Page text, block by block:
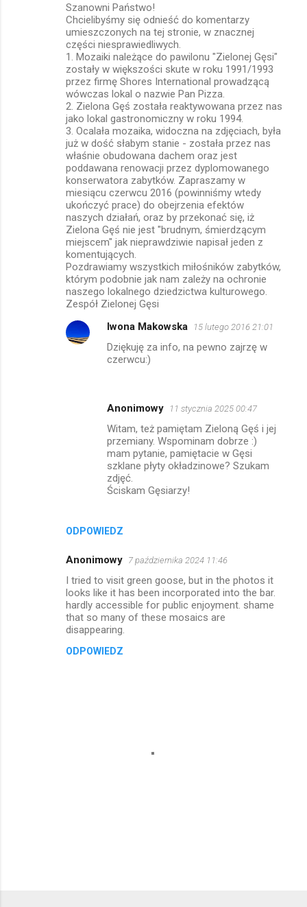
Szanowni Państwo!
Chcielibyśmy się odnieść do komentarzy
umieszczonych na tej stronie, w znacznej
części niesprawiedliwych.
1. Mozaiki należące do pawilonu "Zielonej Gęsi"
zostały w większości skute w roku 1991/1993
przez firmę Shores International prowadzącą
wówczas lokal o nazwie Pan Pizza.
2. Zielona Gęś została reaktywowana przez nas
jako lokal gastronomiczny w roku 1994.
3. Ocalała mozaika, widoczna na zdjęciach, była
już w dość słabym stanie - została przez nas
właśnie obudowana dachem oraz jest
poddawana renowacji przez dyplomowanego
konserwatora zabytków. Zapraszamy w
miesiącu czerwcu 2016 (powinniśmy wtedy
ukończyć prace) do obejrzenia efektów
naszych działań, oraz by przekonać się, iż
Zielona Gęś nie jest "brudnym, śmierdzącym
miejscem" jak nieprawdziwie napisał jeden z
komentujących.
Pozdrawiamy wszystkich miłośników zabytków,
którym podobnie jak nam zależy na ochronie
naszego lokalnego dziedzictwa kulturowego.
Zespół Zielonej Gęsi
ODPOWIEDZ
Iwona Makowska 15 lutego 2016 21:01
Dziękuję za info, na pewno zajrzę w
czerwcu:)
Anonimowy 11 stycznia 2025 00:47
Witam, też pamiętam Zieloną Gęś i jej
przemiany. Wspominam dobrze :)
mam pytanie, pamiętacie w Gęsi
szklane płyty okładzinowe? Szukam
zdjęć.
Ściskam Gęsiarzy!
Anonimowy 7 października 2024 11:46
I tried to visit green goose, but in the photos it
looks like it has been incorporated into the bar.
hardly accessible for public enjoyment. shame
that so many of these mosaics are
disappearing.
ODPOWIEDZ